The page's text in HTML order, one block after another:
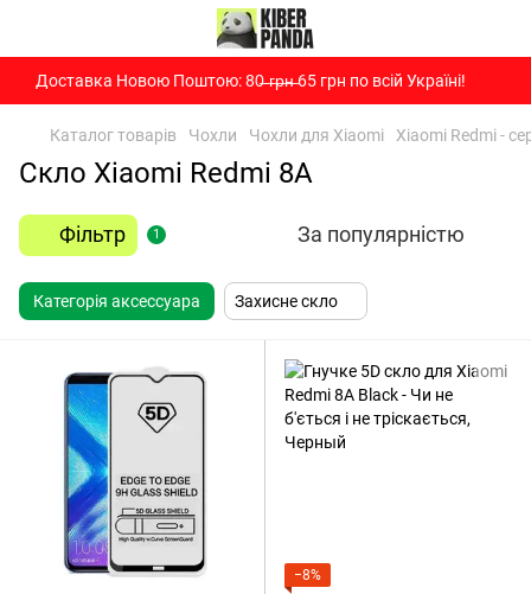
Доставка Новою Поштою: 80̶ ̶г̶р̶н̶ 65 грн по всій Україні!
Каталог товарів Чохли Чохли для Xiaomi Xiaomi Redmi -
Скло Xiaomi Redmi 8A
Фільтр 1 За популярністю
Категорія аксессуара Захисне скло
−8%